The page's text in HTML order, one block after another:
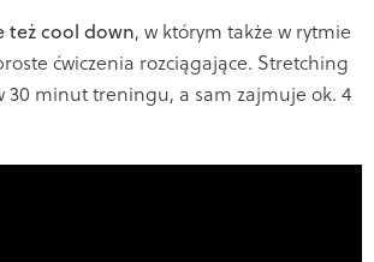
też cool down, w którym także w rytmie
ćwiczenia rozciągające. Stretching
30 minut treningu, a sam zajmuje ok. 4